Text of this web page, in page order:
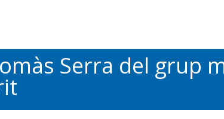
Serra del grup